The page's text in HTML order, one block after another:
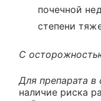
почечной
степени
С
Для препарата в
наличие риска